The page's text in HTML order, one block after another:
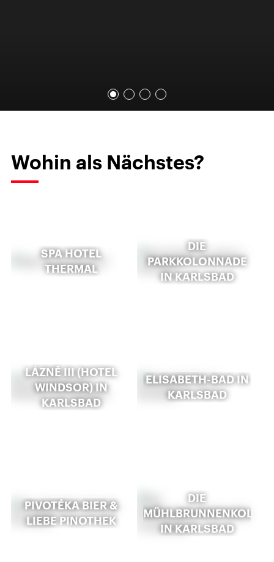
Wohin als Nächstes?
SPA HOTEL
THERMAL
DIE
PARKKOLONNADE
IN KARLSBAD
LÁZNĚ III (HOTEL
WINDSOR) IN
KARLSBAD
ELISABETH-BAD IN
KARLSBAD
PIVOTÉKA BIER &
LIEBE PINOTHEK
DIE
IN KARLSBAD